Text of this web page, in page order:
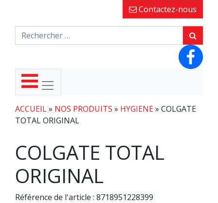
Contactez-nous
ACCUEIL» NOS PRODUITS » HYGIENE» COLGATE
TOTAL ORIGINAL
COLGATE TOTAL
ORIGINAL
Référence de l'article : 8718951228399